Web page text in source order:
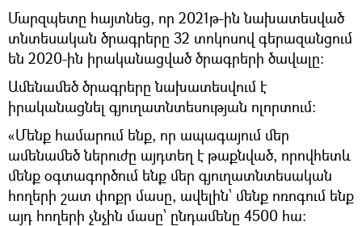
Մարզպետը հայտնեց, որ 2021թ-ին նախատեսված
տնտեսական ծրագրերը 32 տոկոսով գերազանցում
են 2020-ին իրականացված ծրագրերի ծավալը:
Ամենամեծ ծրագրերը նախատեսվում է
իրականացնել գյուղատնտեսության ոլորտում:
«Մենք համարում ենք, որ ապագայում մեր
ամենամեծ ներուժը այդտեղ է թաքնված, որովհետև
մենք օգտագործում ենք մեր գյուղատնտեսական
հողերի շատ փոքր մասը, ավելին՝ մենք ոռոգում ենք
այդ հողերի չնչին մասը՝ ընդամենը 4500 հա: